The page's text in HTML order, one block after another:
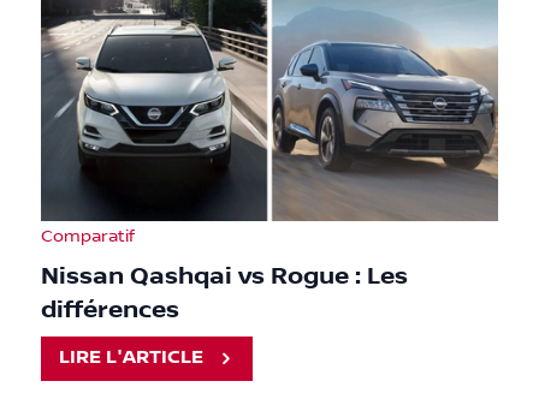
Comparatif
Nissan Qashqai vs Rogue : Les
différences
LIRE L'ARTICLE